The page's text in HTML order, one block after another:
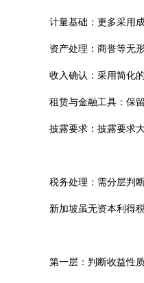
计量基础：更多采用
资产处理：商誉等无
收入确认：采用简化
租赁与金融工具：保
披露要求：披露要求
税务处理：需分层判
新加坡虽无资本利得
第一层：判断收益性